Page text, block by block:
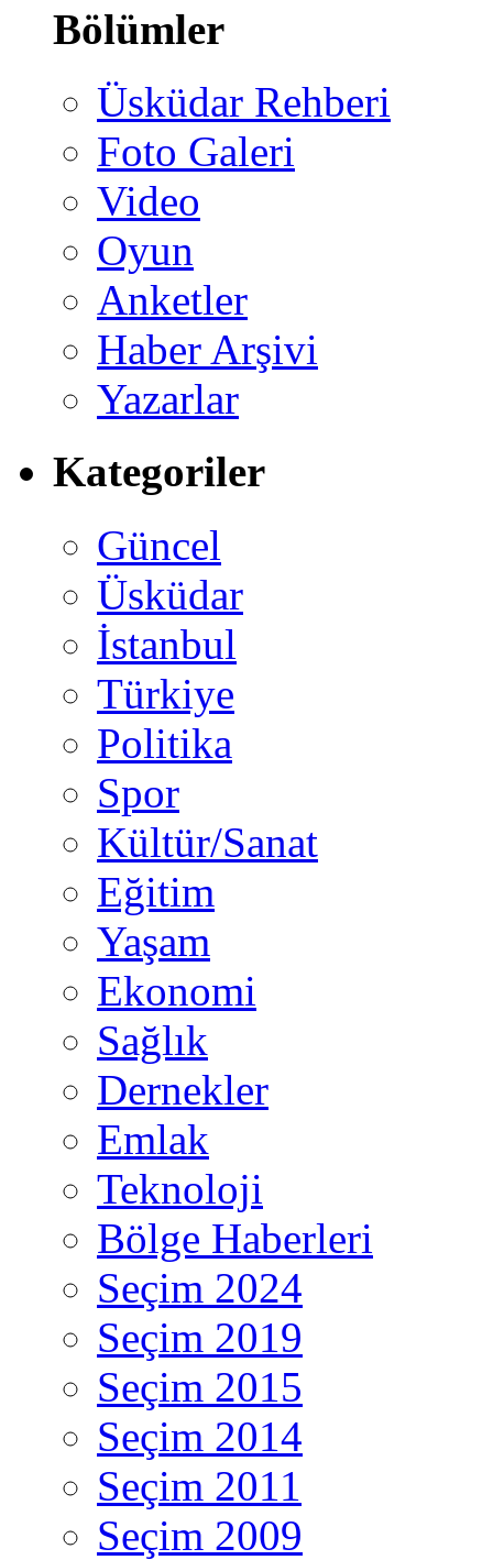
Bölümler
Üsküdar Rehberi
Foto Galeri
Video
Oyun
Anketler
Haber Arşivi
Yazarlar
Kategoriler
Güncel
Üsküdar
İstanbul
Türkiye
Politika
Spor
Kültür/Sanat
Eğitim
Yaşam
Ekonomi
Sağlık
Dernekler
Emlak
Teknoloji
Bölge Haberleri
Seçim 2024
Seçim 2019
Seçim 2015
Seçim 2014
Seçim 2011
Seçim 2009